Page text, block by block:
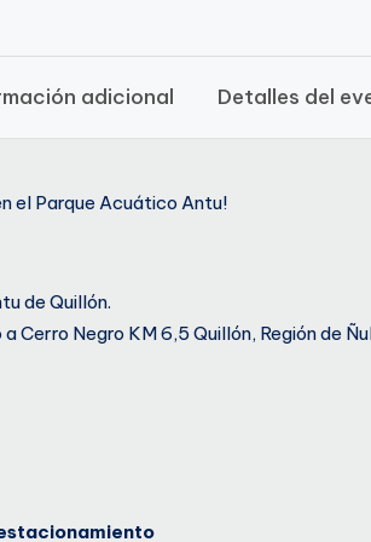
adicional Detalles del
el Parque Acuático Antu!
de Quillón.
Cerro Negro KM 6,5 Quillón, Región de